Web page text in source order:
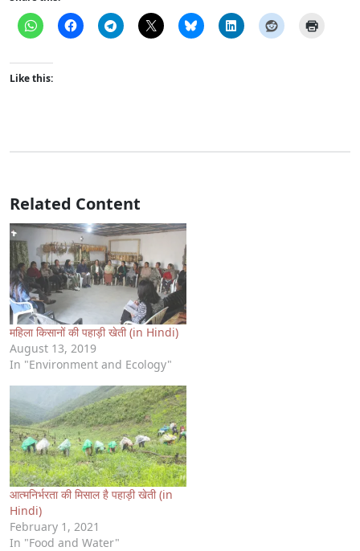
Like this:
Related Content
महिला किसानों की पहाड़ी खेती (in Hindi)
August 13, 2019
In "Environment and Ecology"
आत्मनिर्भरता की मिसाल है पहाड़ी खेती (in
Hindi)
February 1, 2021
In "Food and Water"